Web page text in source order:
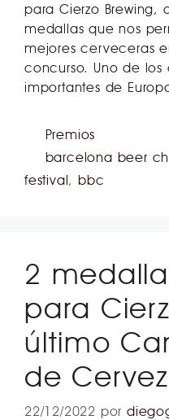
para Cierzo Brewing,
medallas que nos
mejores cerveceras
concurso. Uno de los
importantes de
Premios
barcelona beer
festival,bbc
2
para
último
de
22/12/2022 por